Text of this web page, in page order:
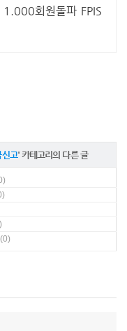
고' 카테고리의 다른 글
(0)